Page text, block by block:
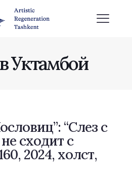
Уктамбой
“Слез с
сходит с
2024, холст,